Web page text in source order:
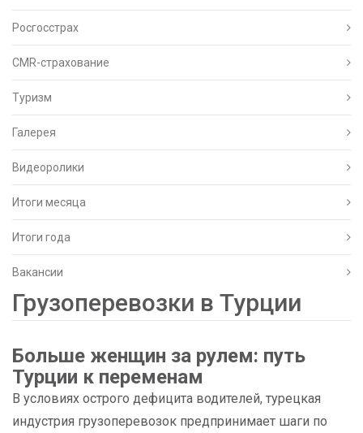
Росгосстрах
CMR-страхование
Туризм
Галерея
Видеоролики
Итоги месяца
Итоги года
Вакансии
Грузоперевозки в Турции
Больше женщин за рулем: путь
Турции к переменам
В условиях острого дефицита водителей, турецкая
индустрия грузоперевозок предпринимает шаги по